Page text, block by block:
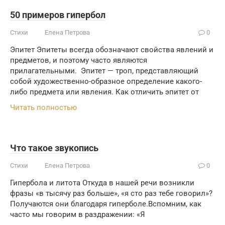
50 примеров гипербол
Стихи Елена Петрова 0
Эпитет Эпитеты всегда обозначают свойства явлений и
предметов, и поэтому часто являются
прилагательными. Эпитет — троп, представляющий
собой художественно-образное определение какого-
либо предмета или явления. Как отличить эпитет от
Читать полностью
Что такое звукопись
Стихи Елена Петрова 0
Гипербола и литота Откуда в нашей речи возникли
фразы «в тысячу раз больше», «я сто раз тебе говорил»?
Получаются они благодаря гиперболе.Вспомним, как
часто мы говорим в раздражении: «Я